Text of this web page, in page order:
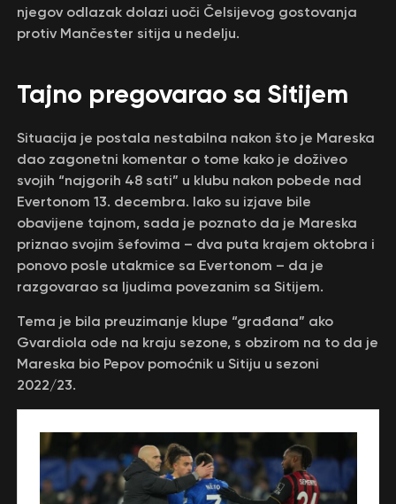
njegov odlazak dolazi uoči Čelsijevog gostovanja
protiv Mančester sitija u nedelju.
Tajno pregovarao sa Sitijem
Situacija je postala nestabilna nakon što je Mareska
dao zagonetni komentar o tome kako je doživeo
svojih “najgorih 48 sati” u klubu nakon pobede nad
Evertonom 13. decembra. Iako su izjave bile
obavijene tajnom, sada je poznato da je Mareska
priznao svojim šefovima – dva puta krajem oktobra i
ponovo posle utakmice sa Evertonom – da je
razgovarao sa ljudima povezanim sa Sitijem.
Tema je bila preuzimanje klupe “građana” ako
Gvardiola ode na kraju sezone, s obzirom na to da je
Mareska bio Pepov pomoćnik u Sitiju u sezoni
2022/23.